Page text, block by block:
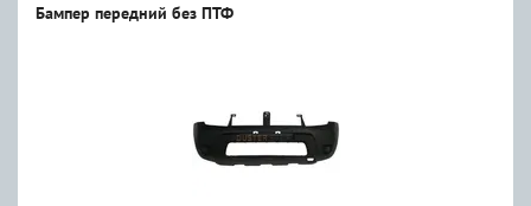
Бампер передний без ПТФ